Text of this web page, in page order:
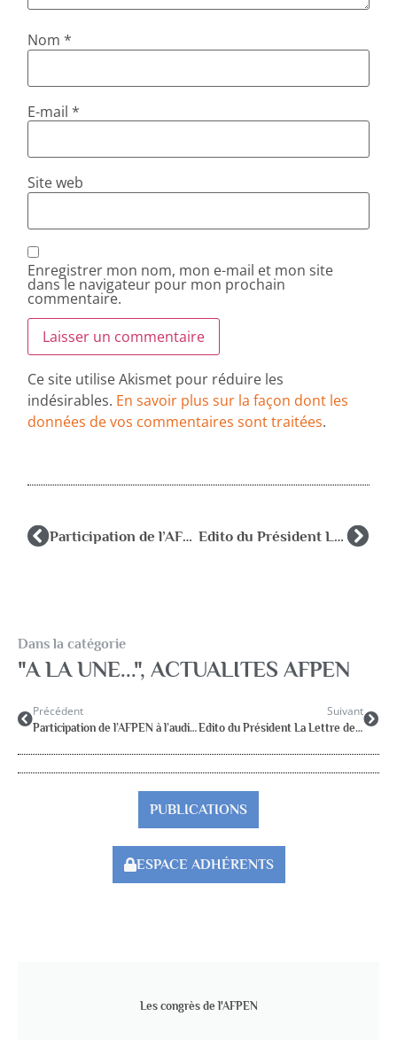
Nom*
E-mail*
Site web
Enregistrer mon nom, mon e-mail et mon site
dans le navigateur pour mon prochain
commentaire.
Ce site utilise Akismet pour réduire les
indésirables. En savoir plus sur la façon dont les
données de vos commentaires sont traitées.
Participation de l’AFPEN à l’audience du Collectif RASED avec Mme MAURIN-DULAC le 24 avril 25 Edito du Président La Lettre de l’AFPEN mai 25
Dans la catégorie
"A LA UNE...", ACTUALITES AFPEN
Précédent
Participation de l’AFPEN à l’audience du Collectif RASED avec Mme MAURIN-DULAC le 24 avril 25
Suivant
Edito du Président La Lettre de l’AFPEN mai 25
PUBLICATIONS
ESPACE ADHÉRENTS
Les congrès de l'AFPEN